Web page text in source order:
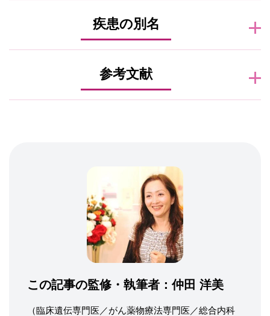
疾患の別名
参考文献
この記事の監修・執筆者：仲田 洋美
（臨床遺伝専門医／がん薬物療法専門医／総合内科